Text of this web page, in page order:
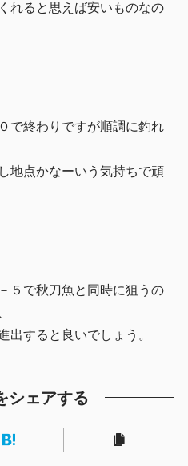
れると思えば安いものなの
で終わりですが順調に釣れ
地点かなーいう気持ちで頑
５で秋刀魚と同時に狙うの
出すると良いでしょう。
シェアする